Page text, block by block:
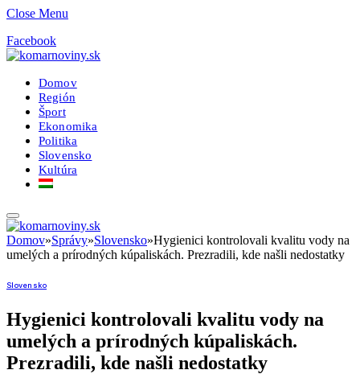
Close Menu
Facebook
Domov
Región
Šport
Ekonomika
Politika
Slovensko
Kultúra
Domov»Správy»Slovensko»Hygienici kontrolovali kvalitu vody na
umelých a prírodných kúpaliskách. Prezradili, kde našli nedostatky
Slovensko
Hygienici kontrolovali kvalitu vody na
umelých a prírodných kúpaliskách.
Prezradili, kde našli nedostatky